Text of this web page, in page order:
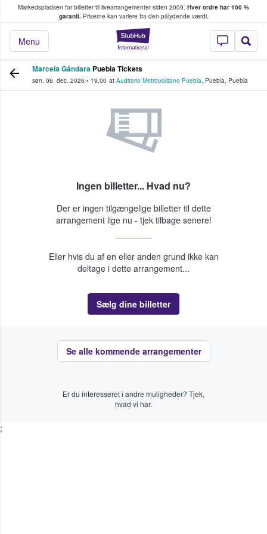
Markedspladsen for billetter til livearrangementer siden 2009. Hver ordre har 100 %
garanti.Priserne kan variere fra den pålydende værdi.
StubHub - Hvor
Menu
køber og sælger billetter
Marcela Gándara Puebla Tickets
søn. 06. dec. 2026 • 19.00 at Auditorio Metropolitano Puebla, Puebla, Puebla
Ingen billetter... Hvad nu?
Der er ingen tilgængelige billetter til dette
arrangement lige nu - tjek tilbage senere!
Eller hvis du af en eller anden grund ikke kan
deltage i dette arrangement...
Sælg dine billetter
Se alle kommende arrangementer
Er du interesseret i andre muligheder? Tjek,
hvad vi har.
;